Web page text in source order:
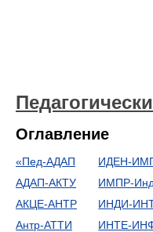
Оглавление
«Пед-АДАП
АДАП-АКТУ
АКЦЕ-АНТР
Антр-АТТИ
ИДЕН-
ИМПР-
ИНДИ-
ИНТЕ-